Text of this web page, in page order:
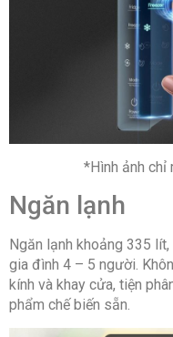
*Hình ảnh chỉ
Ngăn lạnh
Ngăn lạnh khoảng 335
gia đình 4 – 5 người.
kính và khay cửa, tiện
phẩm chế biến sẵn.